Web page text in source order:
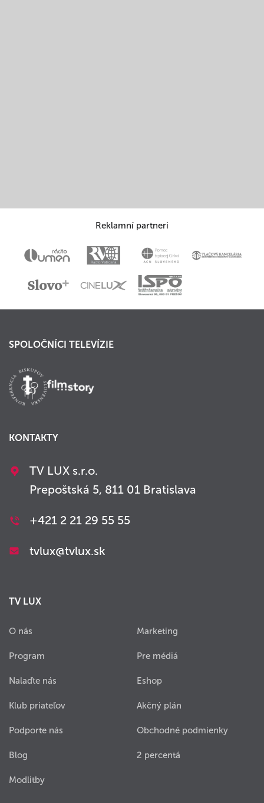
Reklamní partneri
SPOLOČNÍCI TELEVÍZIE
KONTAKTY
TV LUX s.r.o.
Prepoštská 5, 811 01 Bratislava
+421 2 21 29 55 55
tvlux@tvlux.sk
TV LUX
O nás
Program
Nalaďte nás
Klub priateľov
Podporte nás
Blog
Modlitby
Marketing
Pre médiá
Eshop
Akčný plán
Obchodné podmienky
2 percentá